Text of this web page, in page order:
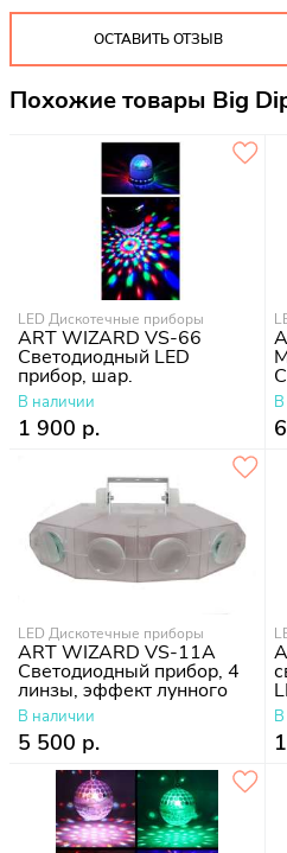
ОСТАВИТЬ ОТЗЫВ
Похожие товары Big
LED Дискотечные приборы
ART WIZARD VS-66
Светодиодный LED
прибор, шар.
В наличии
1 900 р.
LED Дискотечные приборы
ART WIZARD VS-11A
Светодиодный прибор, 4
линзы, эффект лунного
цветка
В наличии
5 500 р.